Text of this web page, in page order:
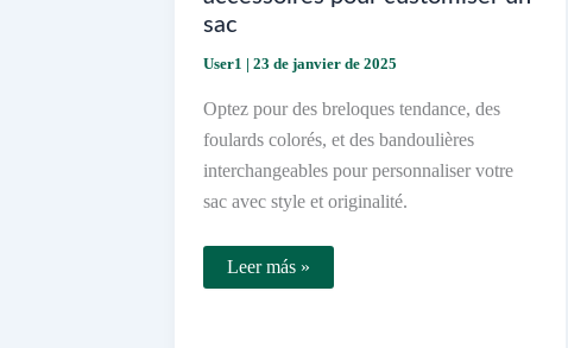
sac
User1 | 23 de janvier de 2025
Optez pour des breloques tendance, des
foulards colorés, et des bandoulières
interchangeables pour personnaliser votre
sac avec style et originalité.
Comment
choisir
Leer más »